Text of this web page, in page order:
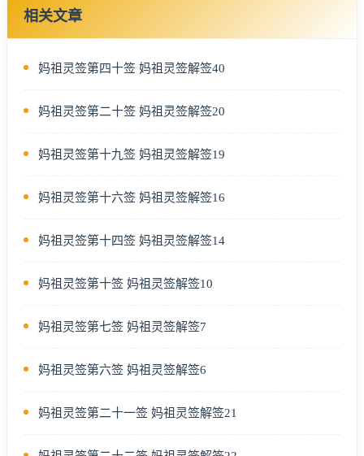
相关文章
妈祖灵签第四十签 妈祖灵签解签40
妈祖灵签第二十签 妈祖灵签解签20
妈祖灵签第十九签 妈祖灵签解签19
妈祖灵签第十六签 妈祖灵签解签16
妈祖灵签第十四签 妈祖灵签解签14
妈祖灵签第十签 妈祖灵签解签10
妈祖灵签第七签 妈祖灵签解签7
妈祖灵签第六签 妈祖灵签解签6
妈祖灵签第二十一签 妈祖灵签解签21